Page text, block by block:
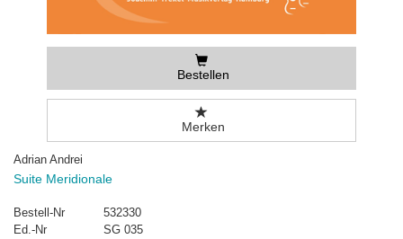
Bestellen
Merken
Adrian Andrei
Suite Meridionale
Bestell-Nr
532330
Ed.-Nr
SG 035